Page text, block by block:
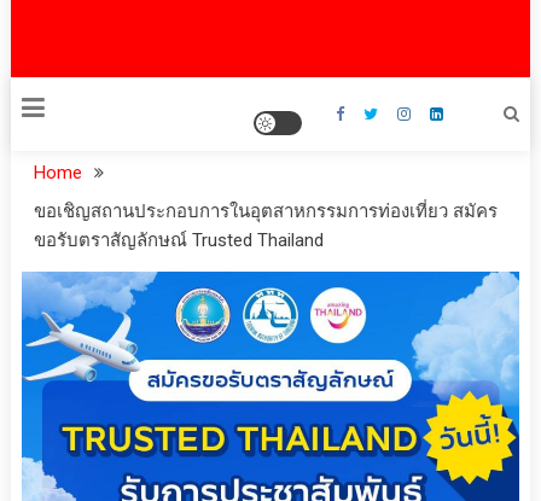
Home
ขอเชิญสถานประกอบการในอุตสาหกรรมการท่องเที่ยว สมัคร
ขอรับตราสัญลักษณ์ Trusted Thailand